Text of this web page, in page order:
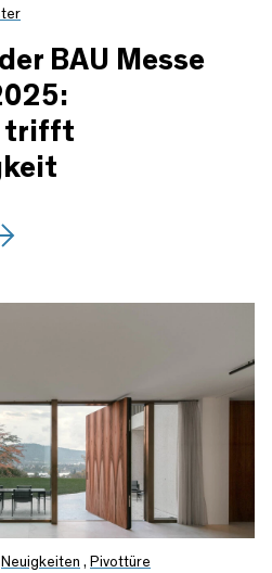
BAU Messe
trifft
Neuigkeiten , Pivottüre